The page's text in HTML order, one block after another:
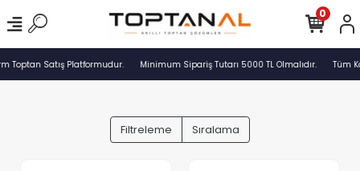
Toptan Satış Platformudur. Minimum Sipariş Tutarı 5000 TL Olmalıdır. Tüm
0
Filtreleme Sıralama